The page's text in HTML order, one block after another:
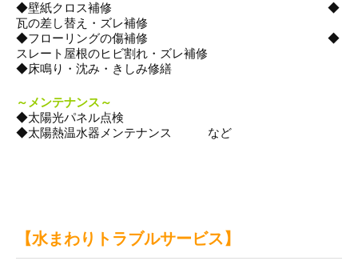
◆壁紙クロス補修 ◆
瓦の差し替え・ズレ補修
◆フローリングの傷補修 ◆
スレート屋根のヒビ割れ・ズレ補修
◆床鳴り・沈み・きしみ修繕
～メンテナンス～
◆太陽光パネル点検
◆太陽熱温水器メンテナンス など
【水まわりトラブルサービス】